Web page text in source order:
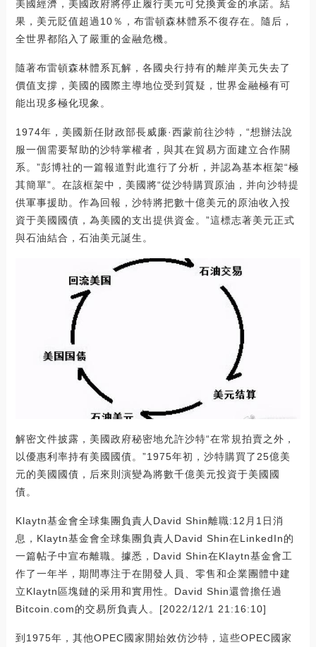
美國經濟，美國政府將停止履行美元可兌換黃金的承諾。結
果，美元貶值超過10％，布雷頓森林體系不復存在。隨后，
全世界都陷入了嚴重的金融危機。
隨著布雷頓森林體系瓦解，各國央行持有的離岸美元失去了
價值支撐，美國的國際主導地位受到質疑，世界金融極有可
能出現多極化現象。
1974年，美國新任財政部長威廉·西蒙前往沙特，“想辦法說
服一個需要幫助的沙特掌權者，與其在貿易方面建立合作關
系。”彭博社的一篇報道對此進行了分析，并認為基本框架“極
其簡單”。在該框架中，美國將“從沙特購買原油，并向沙特提
供軍事援助。作為回報，沙特將把數十億美元的原油收入投
資于美國國債，為美國的支出提供資金。”這標志著美元正式
與石油結合，石油美元誕生。
解密文件披露，美國政府秘密地允許沙特“在常規拍賣之外，
以優惠利率持有美國國債。”1975年初，沙特購買了25億美
元的美國國債，后來則演變為將數千億美元投資于美國國
債。
Klaytn基金會全球集團負責人David Shin離職:12月1日消
息，Klaytn基金會全球集團負責人David Shin在LinkedIn的
一篇帖子中宣布離職。據悉，David Shin在Klaytn基金會工
作了一年半，期間專注于在開發人員、零售和企業團體中建
立Klaytn區塊鏈的采用和實用性。David Shin還曾擔任過
Bitcoin.com的交易所負責人。[2022/12/1 21:16:10]
到1975年，其他OPEC國家開始效仿沙特，這些OPEC國家